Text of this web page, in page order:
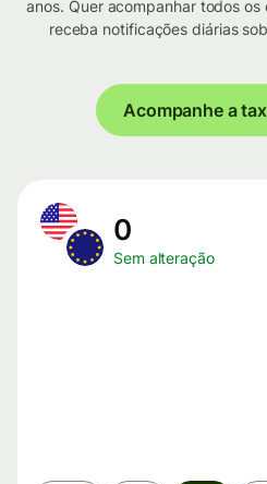
anos. Quer acompanhar todos
receba notificações diárias
Acompanhe a
0
Sem alteração